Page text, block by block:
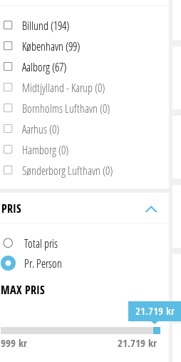
Billund (194)
København (99)
Aalborg (67)
Midtjylland - Karup (0)
Bornholms Lufthavn (0)
Aarhus (0)
Hamborg (0)
Sønderborg Lufthavn (0)
PRIS
Total pris
Pr. Person
MAX PRIS
21.719 kr
999 kr 21.719 kr